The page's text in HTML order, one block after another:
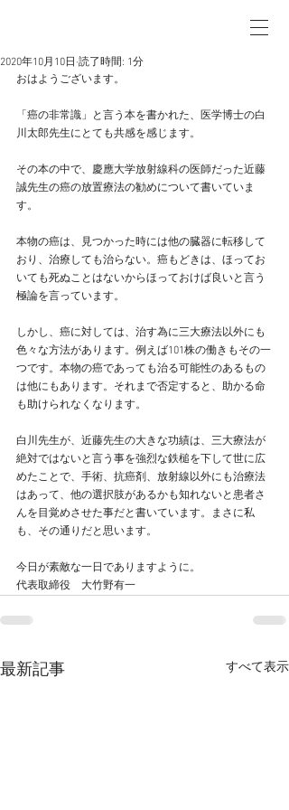
2020年10月10日 読了時間: 1分
おはようございます。
「癌の非常識」と言う本を書かれた、医学博士の白
川太郎先生にとても共感を感じます。
その本の中で、慶應大学放射線科の医師だった近藤
誠先生の癌の放置療法の勧めについて書いていま
す。
本物の癌は、見つかった時には他の臓器に転移して
おり、治療しても治らない。癌もどきは、ほってお
いても死ぬことはないからほっておけば良いと言う
極論を言っています。
しかし、癌に対しては、治す為に三大療法以外にも
色々な方法があります。例えば101株の働きもその一
つです。本物の癌であっても治る可能性のあるもの
は他にもあります。それまで否定すると、助かる命
も助けられなくなります。
白川先生が、近藤先生の大きな功績は、三大療法が
絶対ではないと言う事を強烈な鉄槌を下して世に広
めたことで、手術、抗癌剤、放射線以外にも治療法
はあって、他の選択肢があるかも知れないと患者さ
んを目覚めさせた事だと書いています。まさに私
も、その通りだと思います。
今日が素敵な一日でありますように。
代表取締役　大竹野有一
最新記事 すべて表示